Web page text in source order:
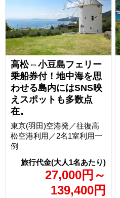
高松⇔小豆島フェリー
乗船券付！地中海を思
わせる島内にはSNS映
えスポットも多数点
在。
27,000円 ～
139,400円
東京(羽田)空港発／往復高
松空港利用／2名1室利用一
例